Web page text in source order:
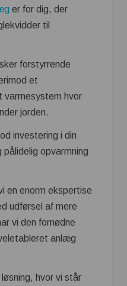
er for dig, der
til
forstyrrende
et
varmesystem hvor
jorden.
investering i din
pålidelig opvarmning
en enorm ekspertise
udførsel af mere
vi den fornødne
anlæg
hvor vi står